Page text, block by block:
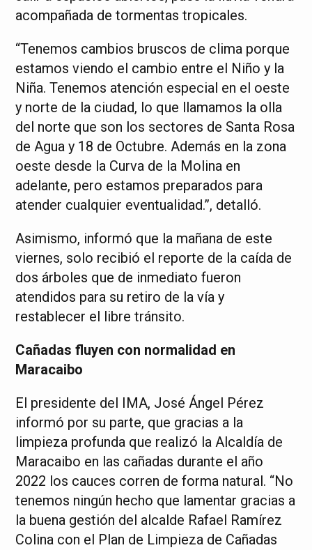
acompañada de tormentas tropicales.
“Tenemos cambios bruscos de clima porque
estamos viendo el cambio entre el Niño y la
Niña. Tenemos atención especial en el oeste
y norte de la ciudad, lo que llamamos la olla
del norte que son los sectores de Santa Rosa
de Agua y 18 de Octubre. Además en la zona
oeste desde la Curva de la Molina en
adelante, pero estamos preparados para
atender cualquier eventualidad.”, detalló.
Asimismo, informó que la mañana de este
viernes, solo recibió el reporte de la caída de
dos árboles que de inmediato fueron
atendidos para su retiro de la vía y
restablecer el libre tránsito.
Cañadas fluyen con normalidad en
Maracaibo
El presidente del IMA, José Ángel Pérez
informó por su parte, que gracias a la
limpieza profunda que realizó la Alcaldía de
Maracaibo en las cañadas durante el año
2022 los cauces corren de forma natural. “No
tenemos ningún hecho que lamentar gracias a
la buena gestión del alcalde Rafael Ramírez
Colina con el Plan de Limpieza de Cañadas